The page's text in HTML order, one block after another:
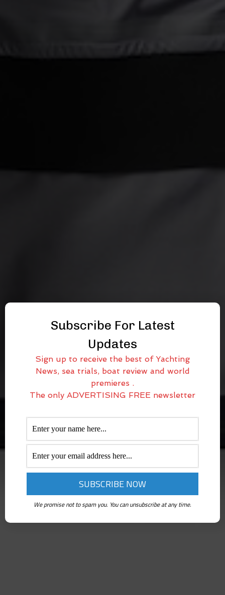
Subscribe For Latest
Updates
Sign up to receive the best of Yachting
News, sea trials, boat review and world
premieres .
The only ADVERTISING FREE newsletter
We promise not to spam you. You can unsubscribe at any time.